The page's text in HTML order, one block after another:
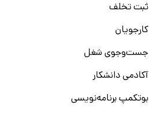
ثبت تخلف
کارجویان
جست‌و‌جوی شغل
آکادمی دانشکار
بوتکمپ برنامه‌نویسی